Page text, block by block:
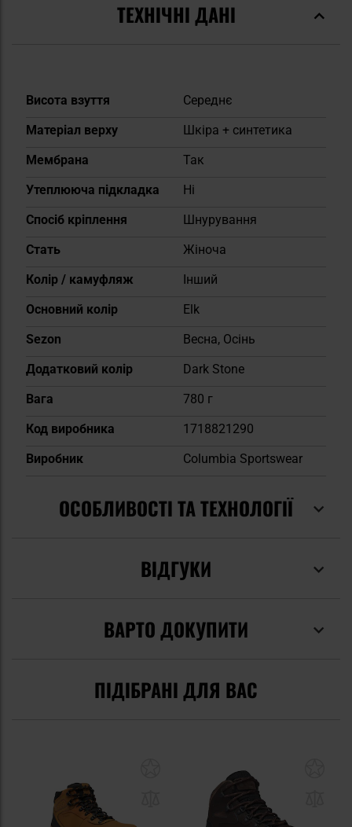
ТЕХНІЧНІ ДАНІ
Докладніше
Висота взуття
Середнє
Матеріал верху
Шкіра + синтетика
Мембрана
Так
Утеплююча підкладка
Ні
Спосіб кріплення
Шнурування
Cтать
Жіноча
Колір / камуфляж
Інший
Основний колір
Elk
Sezon
Весна, Осінь
Додатковий колір
Dark Stone
Вага
780 г
Код виробника
1718821290
Виробник
Columbia Sportswear
ОСОБЛИВОСТІ ТА ТЕХНОЛОГІЇ
ВІДГУКИ
ВАРТО ДОКУПИТИ
ПІДІБРАНІ ДЛЯ ВАС